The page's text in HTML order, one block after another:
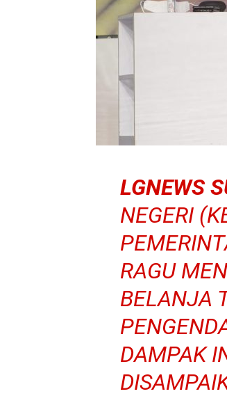
LGNEWS
NEGERI
RAGU
BELANJA
DAMPAK